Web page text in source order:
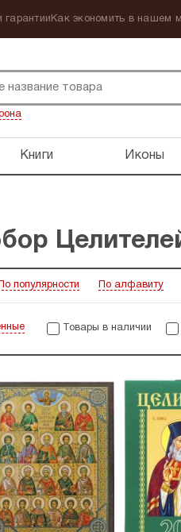
гарантии Как экономить в нашем
Книги Иконы
По популярности По алфавиту
Товары в наличии